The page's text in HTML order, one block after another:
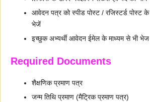
आवेदन पत्र को स्पीड पोस्ट / रजिस्टर्ड पोस्ट के
भेजें
इच्छुक अभ्यर्थी आवेदन ईमेल के माध्यम से भी
Required Documents
शैक्षणिक प्रमाण पत्र
जन्म तिथि प्रमाण (मैट्रिक प्रमाण पत्र)